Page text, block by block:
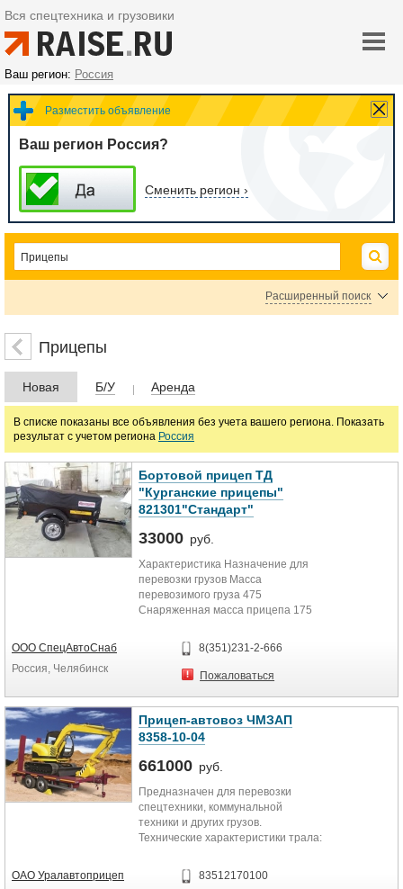
Вся спецтехника и грузовики
Ваш регион: Россия
Разместить объявление
Ваш регион Россия?
Сменить регион ›
Расширенный поиск
Цена
руб.
Марка
Прицепы
Новая Б/У Аренда
В списке показаны все объявления без учета вашего региона. Показать
результат с учетом региона Россия
Бортовой прицеп ТД
"Курганские прицепы"
821301"Стандарт"
33000 руб.
Характеристика Назначение для
перевозки грузов Масса
перевозимого груза 475
Снаряженная масса прицепа 175
Габаритные...
ООО СпецАвтоСнаб
Россия, Челябинск
8(351)231-2-666
Пожаловаться
Прицеп-автовоз ЧМЗАП
8358-10-04
661000 руб.
Предназначен для перевозки
спецтехники, коммунальной
техники и других грузов.
Технические характеристики трала:
2500 мм,...
ОАО Уралавтоприцеп
83512170100